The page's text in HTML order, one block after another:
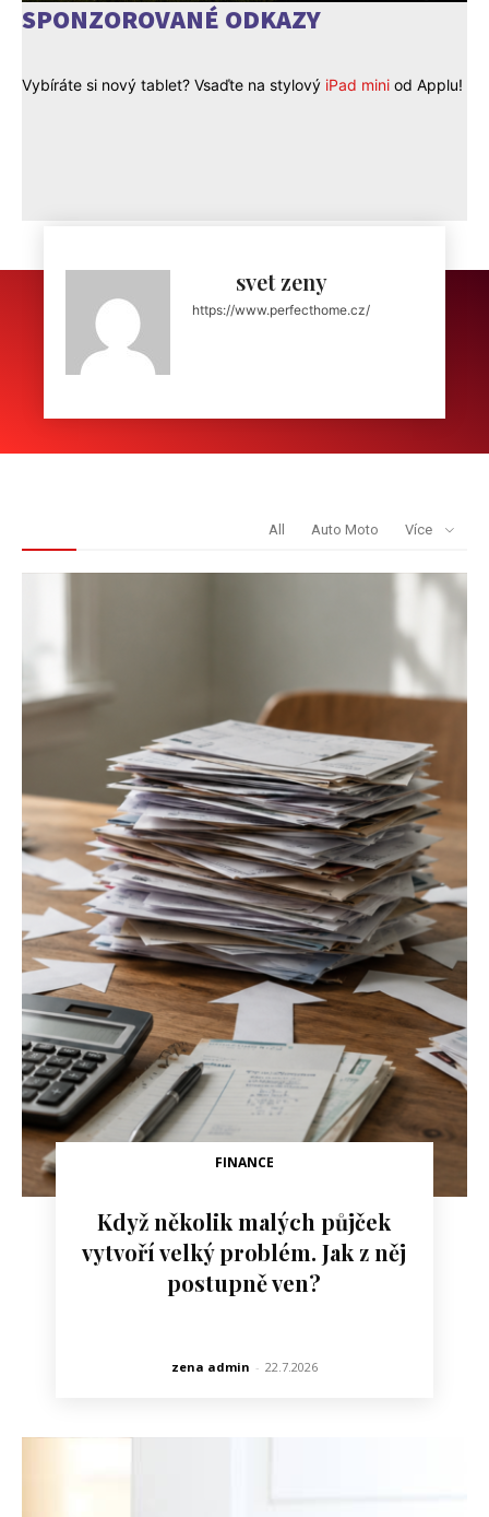
SPONZOROVANÉ ODKAZY
Vybíráte si nový tablet? Vsaďte na stylový iPad mini od Applu!
svet zeny
https://www.perfecthome.cz/
All Auto Moto Více
FINANCE
Když několik malých půjček
vytvoří velký problém. Jak z něj
postupně ven?
zena admin - 22.7.2026